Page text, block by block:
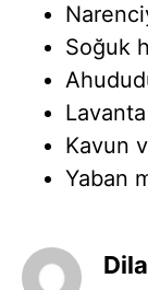
Soğuk
Kavun
Yaban